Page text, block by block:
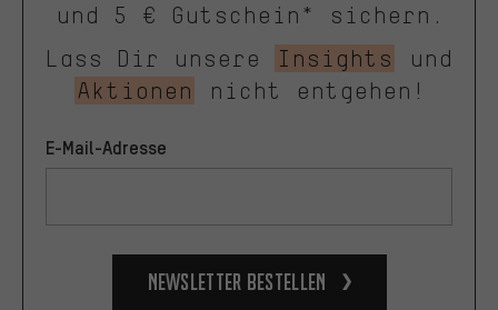
und 5 € Gutschein* sichern.
Lass Dir unsere
Insights
und
Aktionen
nicht entgehen!
E-Mail-Adresse
Newsletter bestellen